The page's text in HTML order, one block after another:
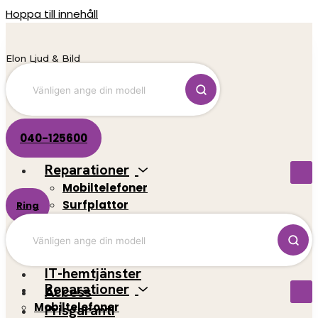
Hoppa till innehåll
Elon Ljud & Bild
040-125600
Reparationer
Mobiltelefoner
Surfplattor
Datorer
IT-hemtjänster
Access
Prisgaranti
Ring
Reparationer
Mobiltelefoner